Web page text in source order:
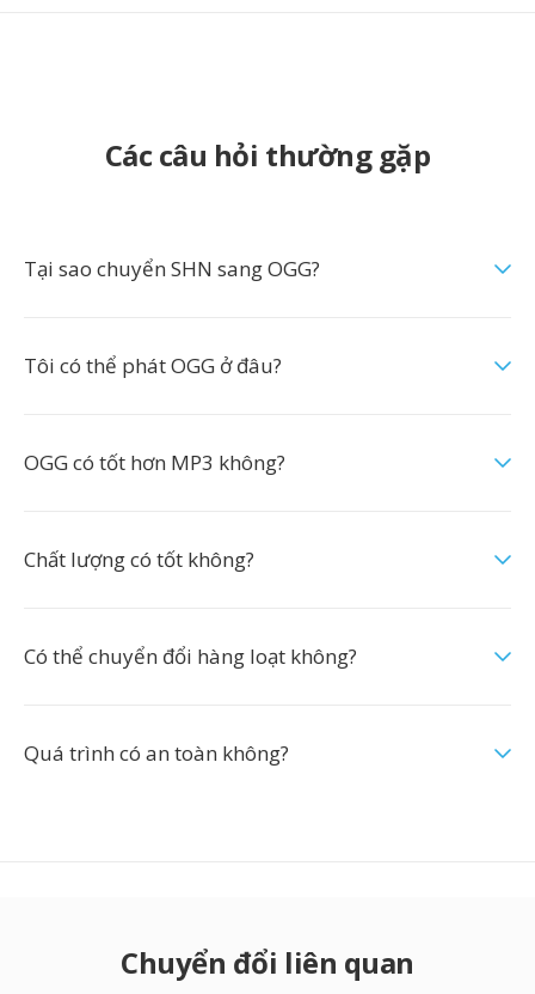
Các câu hỏi thường gặp
Tại sao chuyển SHN sang OGG?
Tôi có thể phát OGG ở đâu?
OGG có tốt hơn MP3 không?
Chất lượng có tốt không?
Có thể chuyển đổi hàng loạt không?
Quá trình có an toàn không?
Chuyển đổi liên quan